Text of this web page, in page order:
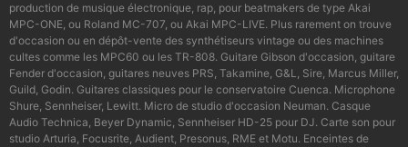
production de musique électronique, rap, pour beatmakers de type Akai
MPC-ONE, ou Roland MC-707, ou Akai MPC-LIVE. Plus rarement on trouve
d'occasion ou en dépôt-vente des synthétiseurs vintage ou des machines
cultes comme les MPC60 ou les TR-808. Guitare Gibson d'occasion, guitare
Fender d'occasion, guitares neuves PRS, Takamine, G&L, Sire, Marcus Miller,
Guild, Godin. Guitares classiques pour le conservatoire Cuenca. Microphone
Shure, Sennheiser, Lewitt. Micro de studio d'occasion Neuman. Casque
Audio Technica, Beyer Dynamic, Sennheiser HD-25 pour DJ. Carte son pour
studio Arturia, Focusrite, Audient, Presonus, RME et Motu. Enceintes de